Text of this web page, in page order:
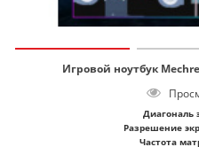
Игровой ноутбук
Диагональ
Разрешение
Частота